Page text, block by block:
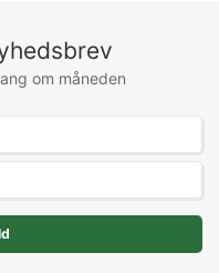
om måneden